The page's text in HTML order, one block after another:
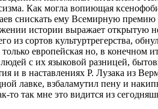
Как могла вопиющая
снискать ему Всемирную премию
истории выражает открытую
из сортов культуртрегерства,
европейская но, в конечном
с их языковой разницей,
и в наставлениях Р. Лузака из
лавке, взбаламутил пену и
то так мне это видится из